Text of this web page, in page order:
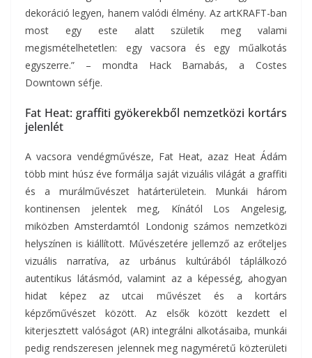
dekoráció legyen, hanem valódi élmény. Az artKRAFT-ban
most egy este alatt születik meg valami
megismételhetetlen: egy vacsora és egy műalkotás
egyszerre.” – mondta Hack Barnabás, a Costes
Downtown séfje.
Fat Heat: graffiti gyökerekből nemzetközi kortárs
jelenlét
A vacsora vendégművésze, Fat Heat, azaz Heat Ádám
több mint húsz éve formálja saját vizuális világát a graffiti
és a murálművészet határterületein. Munkái három
kontinensen jelentek meg, Kínától Los Angelesig,
miközben Amsterdamtól Londonig számos nemzetközi
helyszínen is kiállított. Művészetére jellemző az erőteljes
vizuális narratíva, az urbánus kultúrából táplálkozó
autentikus látásmód, valamint az a képesség, ahogyan
hidat képez az utcai művészet és a kortárs
képzőművészet között. Az elsők között kezdett el
kiterjesztett valóságot (AR) integrálni alkotásaiba, munkái
pedig rendszeresen jelennek meg nagyméretű közterületi